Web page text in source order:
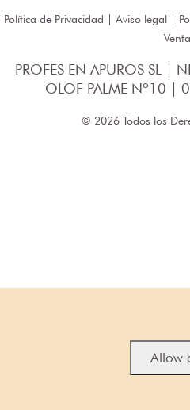
Política de Privacidad | Aviso legal|
Venta
PROFES EN APUROS SL
OLOF PALME Nº10 |
© 2026 Todos los
Allow